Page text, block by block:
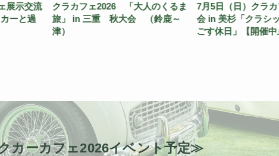
ラカフェ2026 「大人のくるま
」 in 三重 秋大会 （鈴鹿～
7月5日（日）クラカフェ展示交流
会 in 美杉「クラシックカーと過
ごす休日」【開催中止】
カーカフェ2026イベント予定≫